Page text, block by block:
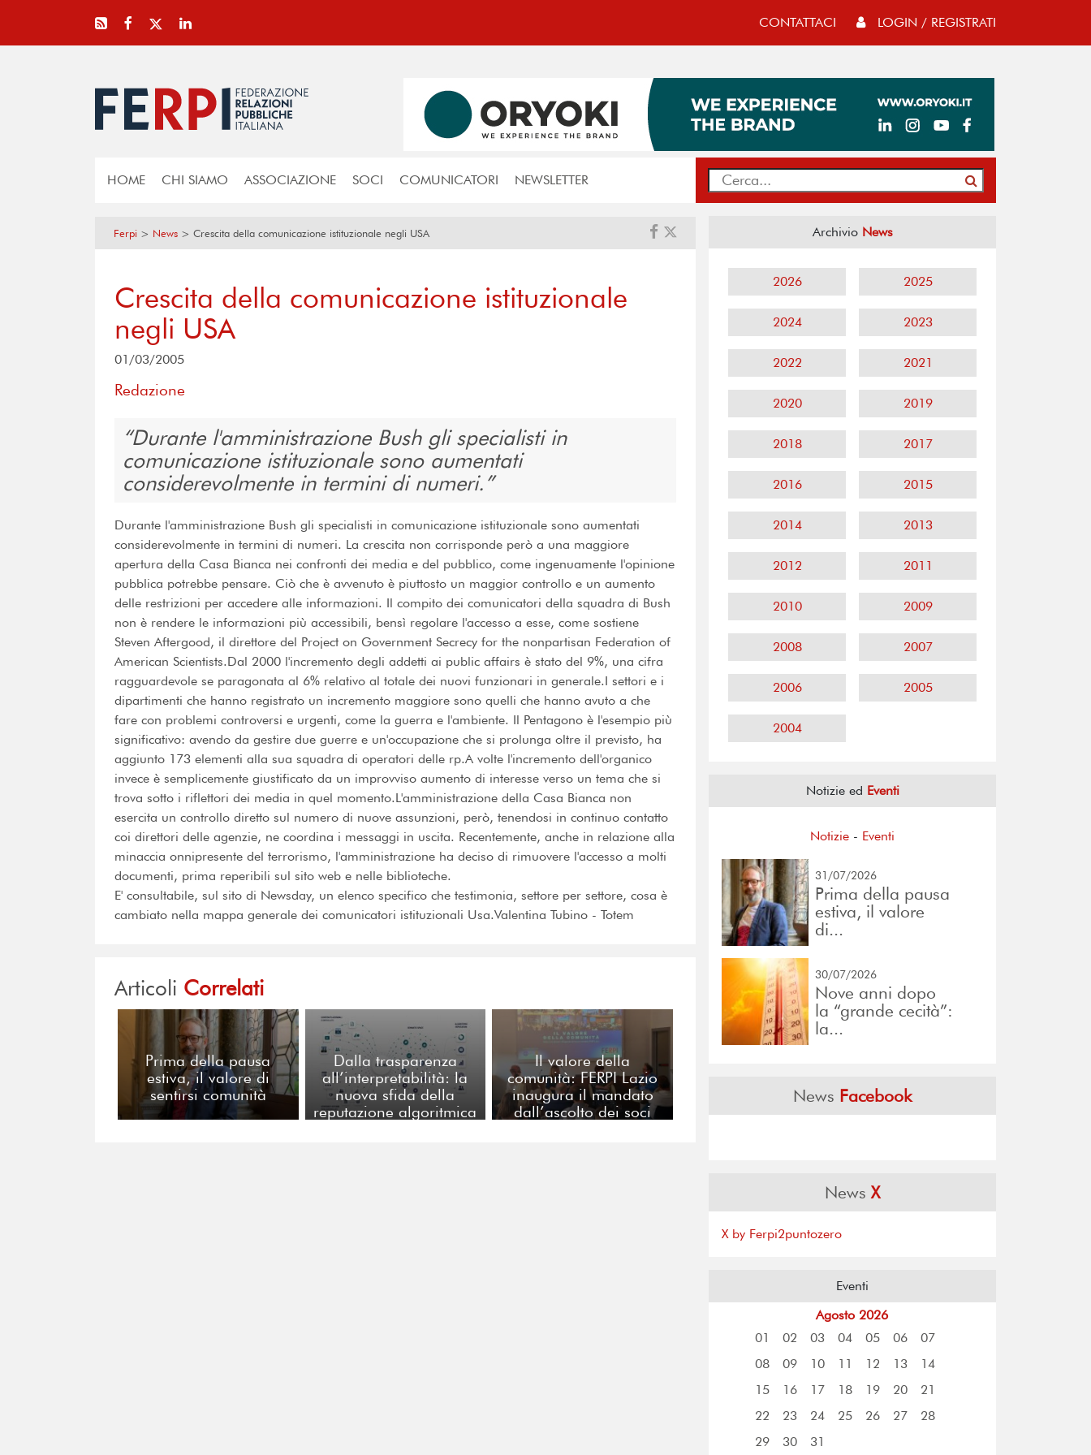
CONTATTACI LOGIN / REGISTRATI
HOME CHI SIAMO ASSOCIAZIONE SOCI COMUNICATORI NEWSLETTER
Ferpi > News > Crescita della comunicazione istituzionale negli USA
Crescita della comunicazione istituzionale
negli USA
01/03/2005
Redazione
Durante l'amministrazione Bush gli specialisti in
comunicazione istituzionale sono aumentati
considerevolmente in termini di numeri.
Durante l'amministrazione Bush gli specialisti in comunicazione istituzionale sono aumentati
considerevolmente in termini di numeri. La crescita non corrisponde però a una maggiore
apertura della Casa Bianca nei confronti dei media e del pubblico, come ingenuamente l'opinione
pubblica potrebbe pensare. Ciò che è avvenuto è piuttosto un maggior controllo e un aumento
delle restrizioni per accedere alle informazioni. Il compito dei comunicatori della squadra di Bush
non è rendere le informazioni più accessibili, bensì regolare l'accesso a esse, come sostiene
Steven Aftergood, il direttore del Project on Government Secrecy for the nonpartisan Federation of
American Scientists.Dal 2000 l'incremento degli addetti ai public affairs è stato del 9%, una cifra
ragguardevole se paragonata al 6% relativo al totale dei nuovi funzionari in generale.I settori e i
dipartimenti che hanno registrato un incremento maggiore sono quelli che hanno avuto a che
fare con problemi controversi e urgenti, come la guerra e l'ambiente. Il Pentagono è l'esempio più
significativo: avendo da gestire due guerre e un'occupazione che si prolunga oltre il previsto, ha
aggiunto 173 elementi alla sua squadra di operatori delle rp.A volte l'incremento dell'organico
invece è semplicemente giustificato da un improvviso aumento di interesse verso un tema che si
trova sotto i riflettori dei media in quel momento.L'amministrazione della Casa Bianca non
esercita un controllo diretto sul numero di nuove assunzioni, però, tenendosi in continuo contatto
coi direttori delle agenzie, ne coordina i messaggi in uscita. Recentemente, anche in relazione alla
minaccia onnipresente del terrorismo, l'amministrazione ha deciso di rimuovere l'accesso a molti
documenti, prima reperibili sul sito web e nelle biblioteche.
E' consultabile, sul sito di Newsday, un elenco specifico che testimonia, settore per settore, cosa è
cambiato nella mappa generale dei comunicatori istituzionali Usa.Valentina Tubino - Totem
Articoli Correlati
Prima della pausa
estiva, il valore di
sentirsi comunità
Dalla trasparenza
all’interpretabilità: la
nuova sfida della
reputazione algoritmica
Il valore della
comunità: FERPI Lazio
inaugura il mandato
dall’ascolto dei soci
Archivio News
2026 2025
2024 2023
2022 2021
2020 2019
2018 2017
2016 2015
2014 2013
2012 2011
2010 2009
2008 2007
2006 2005
2004
Notizie ed Eventi
Notizie - Eventi
31/07/2026
Prima della pausa
estiva, il valore
di...
30/07/2026
Nove anni dopo
la “grande cecità”:
la...
News Facebook
NewsX
X by Ferpi2puntozero
Eventi
Agosto 2026
01
02 03 04 05 06
07
08
09 10 11 12 13
14
15
16 17 18 19 20
21
22
23 24 25 26 27
28
29
30 31